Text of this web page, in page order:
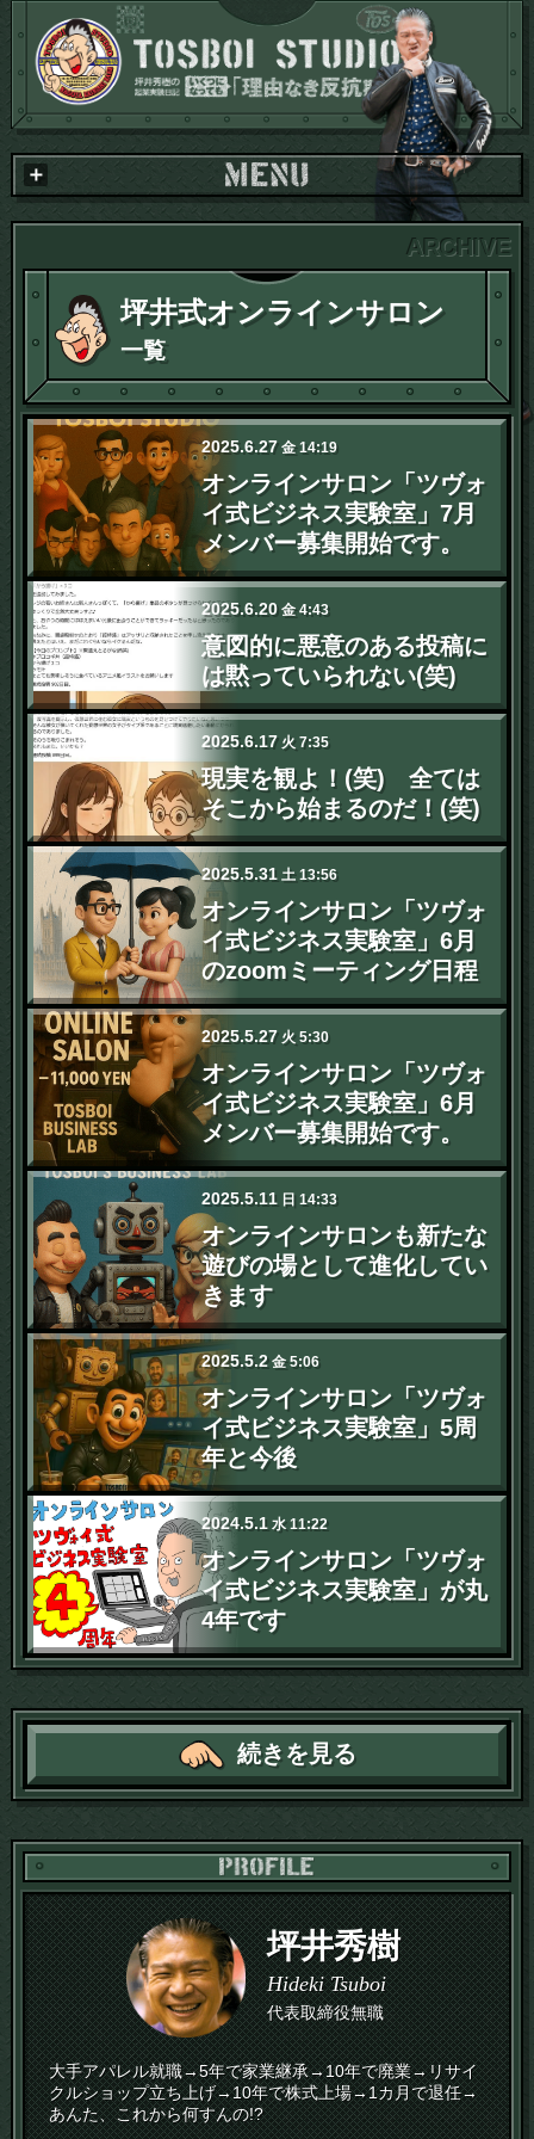
坪井式オンラインサロン
一覧
2025.6.27 金14:19
オンラインサロン「ツヴォ
イ式ビジネス実験室」7月
メンバー募集開始です。
2025.6.20 金4:43
意図的に悪意のある投稿に
は黙っていられない(笑)
2025.6.17 火7:35
現実を観よ！(笑) 全ては
そこから始まるのだ！(笑)
2025.5.31 土 13:56
オンラインサロン「ツヴォ
イ式ビジネス実験室」6月
のzoomミーティング日程
2025.5.27 火5:30
オンラインサロン「ツヴォ
イ式ビジネス実験室」6月
メンバー募集開始です。
2025.5.11 日14:33
オンラインサロンも新たな
遊びの場として進化してい
きます
2025.5.2 金5:06
オンラインサロン「ツヴォ
イ式ビジネス実験室」5周
年と今後
2024.5.1 水11:22
オンラインサロン「ツヴォ
イ式ビジネス実験室」が丸
4年です
続きを見る
坪井秀樹
Hideki Tsuboi
代表取締役無職
大手アパレル就職→5年で家業継承→10年で廃業→リサイ
クルショップ立ち上げ→10年で株式上場→1カ月で退任→
あんた、これから何すんの!?